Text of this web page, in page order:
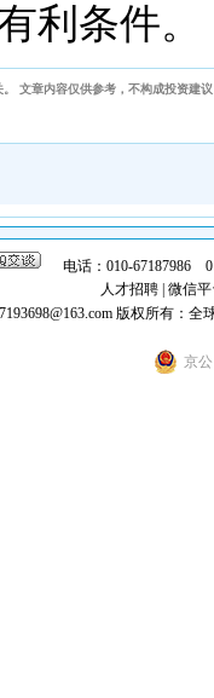
利条件。
文章内容仅供参考，不构成投资建
电话：010-67187986
人才招聘 微信
版权所有：全
京公